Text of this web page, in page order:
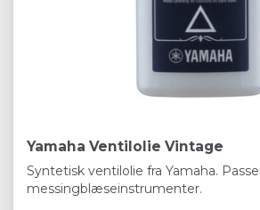
Yamaha Ventilolie Vintage
Syntetisk ventilolie fra Yamaha.
messingblæseinstrumenter.